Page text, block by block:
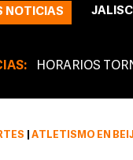
NOTICIAS
HORARIOS
ATLETISMO EN